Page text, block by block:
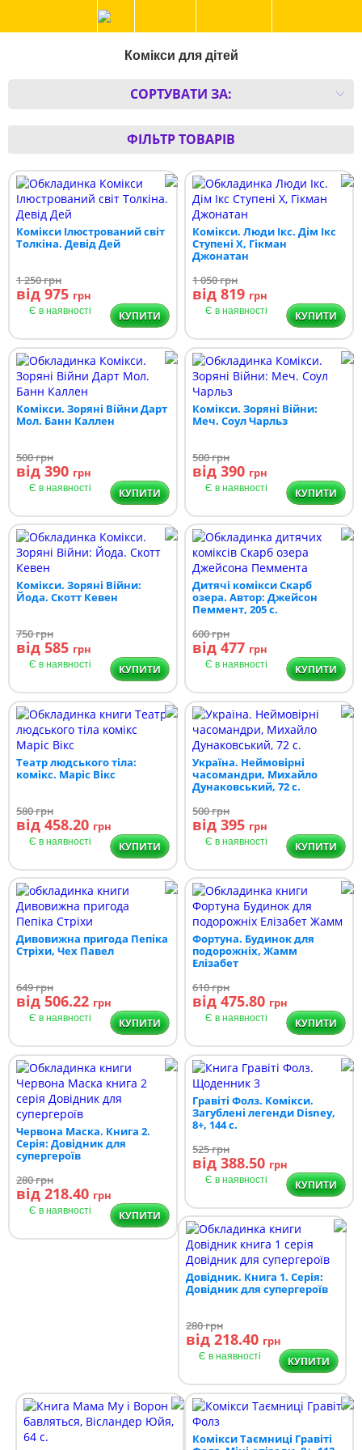
Комікси для дітей
СОРТУВАТИ ЗА:
ФІЛЬТР ТОВАРІВ
Комікси Ілюстрований світ
Толкіна. Девід Дей
1 250грн
від 975 грн
Є в наявності КУПИТИ
Комікси. Люди Ікс. Дім Ікс
Ступені Х, Гікман
Джонатан
1 050грн
від 819 грн
Є в наявності КУПИТИ
Комікси. Зоряні Війни Дарт
Мол. Банн Каллен
500грн
від 390 грн
Є в наявності КУПИТИ
Комікси. Зоряні Війни:
Меч. Соул Чарльз
500грн
від 390 грн
Є в наявності КУПИТИ
Комікси. Зоряні Війни:
Йода. Скотт Кевен
750грн
від 585 грн
Є в наявності КУПИТИ
Дитячі комікси Скарб
озера. Автор: Джейсон
Пеммент, 205 с.
600грн
від 477 грн
Є в наявності КУПИТИ
Театр людського тіла:
комікс. Маріс Вікс
580грн
від 458.20 грн
Є в наявності КУПИТИ
Україна. Неймовірні
часомандри, Михайло
Дунаковський, 72 с.
500грн
від 395 грн
Є в наявності КУПИТИ
Дивовижна пригода Пепіка
Стріхи, Чех Павел
649грн
від 506.22 грн
Є в наявності КУПИТИ
Фортуна. Будинок для
подорожніх, Жамм
Елізабет
610грн
від 475.80 грн
Є в наявності КУПИТИ
Червона Маска. Книга 2.
Серія: Довідник для
супергероїв
280грн
від 218.40 грн
Є в наявності КУПИТИ
Гравіті Фолз. Комікси.
Загублені легенди Disney,
8+, 144 с.
525грн
від 388.50 грн
Є в наявності КУПИТИ
Довідник. Книга 1. Серія:
Довідник для супергероїв
280грн
від 218.40 грн
Є в наявності КУПИТИ
Комікси Таємниці Гравіті